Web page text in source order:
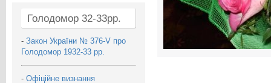
Голодомор 32-33рр.
- Закон України № 376-V про
Голодомор 1932-33 рр.
- Офіційне визнання